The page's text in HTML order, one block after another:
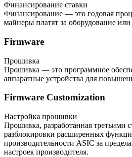
Финансирование ставки
Финансирование — это годовая
майнеры платят за оборудование
Firmware
Прошивка
Прошивка — это программное
аппаратные устройства для
Firmware Customization
Настройка прошивки
Прошивка, разработанная третьими
разблокировки расширенных
производительности ASIC за
настроек производителя.